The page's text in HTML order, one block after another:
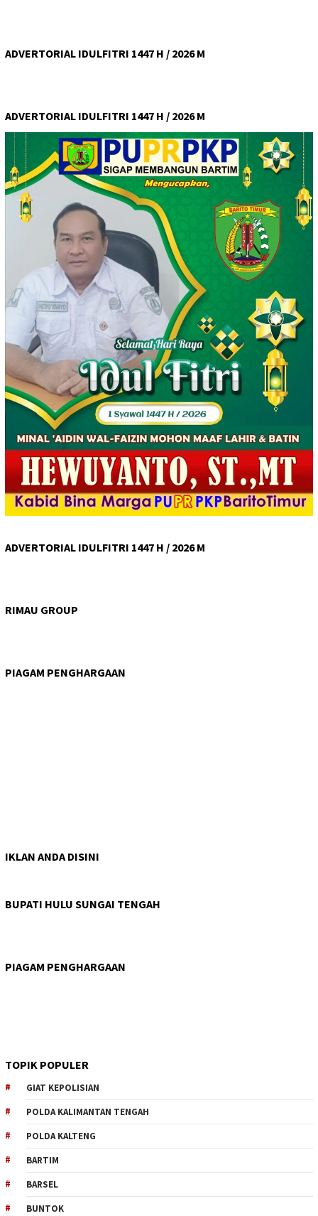
ADVERTORIAL IDULFITRI 1447 H / 2026 M
ADVERTORIAL IDULFITRI 1447 H / 2026 M
ADVERTORIAL IDULFITRI 1447 H / 2026 M
RIMAU GROUP
PIAGAM PENGHARGAAN
IKLAN ANDA DISINI
BUPATI HULU SUNGAI TENGAH
PIAGAM PENGHARGAAN
TOPIK POPULER
GIAT KEPOLISIAN
POLDA KALIMANTAN TENGAH
POLDA KALTENG
BARTIM
BARSEL
BUNTOK